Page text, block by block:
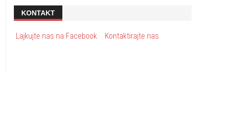
KONTAKT
Lajkujte nas na Facebook Kontaktirajte nas